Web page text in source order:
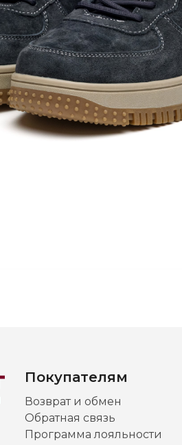
Покупателям
Возврат и обмен
Обратная связь
Программа лояльности